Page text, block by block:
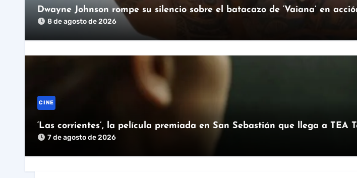
Dwayne Johnson rompe su silencio sobre el batacazo de ‘Vaiana’ en
8 de agosto de 2026
CINE
‘Las corrientes’, la película premiada en San Sebastián que llega a TEA
7 de agosto de 2026